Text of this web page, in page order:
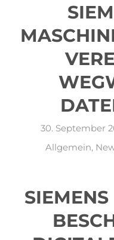
30. September
Allgemein,